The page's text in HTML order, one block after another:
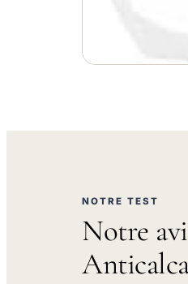
NOTRE TEST
Notre